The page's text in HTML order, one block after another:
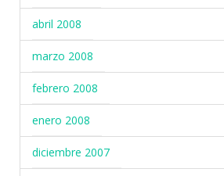
abril 2008
marzo 2008
febrero 2008
enero 2008
diciembre 2007